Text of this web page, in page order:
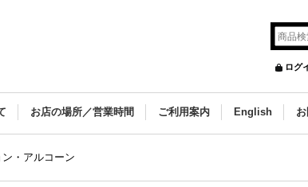
ログ
お店の場所／営業時間 ご利用案内 English
ン・アルコーン